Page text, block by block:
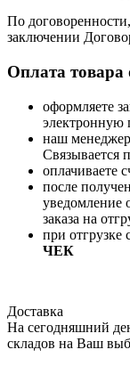
По
заключении
Оплата товара
оформляете
электронную
наш менеджер
Связывается
оплачиваете
после
уведомление
заказа на
при отгрузке
ЧЕК
Доставка
На сегодняшний
складов на Ваш